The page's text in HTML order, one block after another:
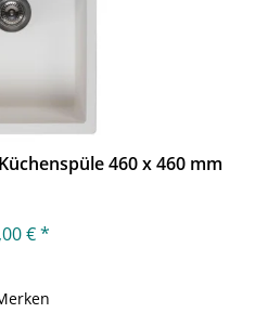
460 x 460 mm
€ *